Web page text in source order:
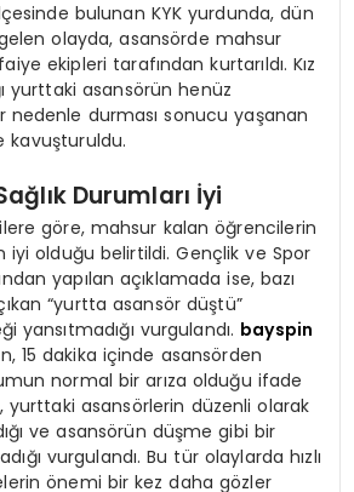
bulunan KYK yurdunda, dün
olayda, asansörde mahsur
ekipleri tarafından kurtarıldı. Kız
yurttaki asansörün henüz
nedenle durması sonucu yaşanan
kavuşturuldu.
Durumları İyi
göre, mahsur kalan öğrencilerin
iyi olduğu belirtildi. Gençlik ve Spor
yapılan açıklamada ise, bazı
“yurtta asansör düştü”
yansıtmadığı vurgulandı. bayspin
15 dakika içinde asansörden
normal bir arıza olduğu ifade
yurttaki asansörlerin düzenli olarak
ve asansörün düşme gibi bir
vurgulandı. Bu tür olaylarda hızlı
önemi bir kez daha gözler